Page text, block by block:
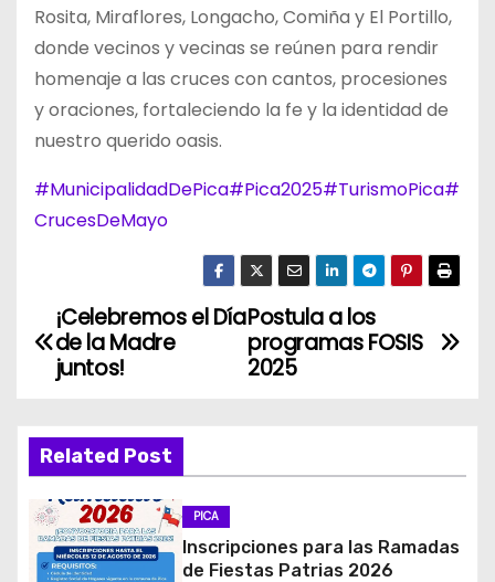
Rosita, Miraflores, Longacho, Comiña y El Portillo,
donde vecinos y vecinas se reúnen para rendir
homenaje a las cruces con cantos, procesiones
y oraciones, fortaleciendo la fe y la identidad de
nuestro querido oasis.
#MunicipalidadDePica#Pica2025#TurismoPica#
CrucesDeMayo
N
e
g
a
Postula a los
programas FOSIS
2025
¡Celebremos el Día
de la Madre
juntos!
Related Post
PICA
Inscripciones para las Ramadas
de Fiestas Patrias 2026